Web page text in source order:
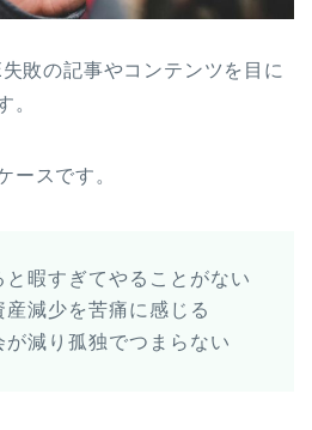
敗の記事やコンテンツを目に
。
ースです。
暇すぎてやることがない
産減少を苦痛に感じる
が減り孤独でつまらない